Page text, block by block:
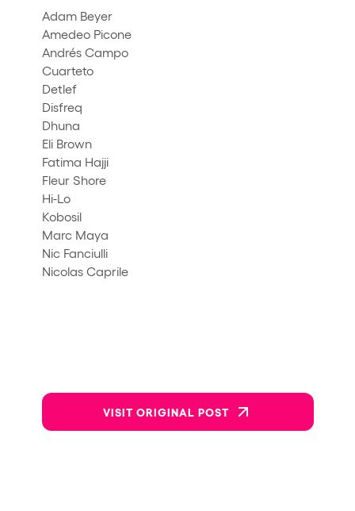
Adam Beyer
Amedeo Picone
Andrés Campo
Cuarteto
Detlef
Disfreq
Dhuna
Eli Brown
Fatima Hajji
Fleur Shore
Hi-Lo
Kobosil
Marc Maya
Nic Fanciulli
Nicolas Caprile
VISIT ORIGINAL POST